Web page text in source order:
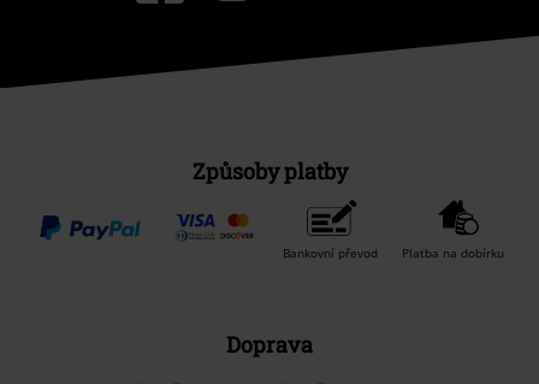
Způsoby platby
Bankovní převod Platba na dobírku
Doprava